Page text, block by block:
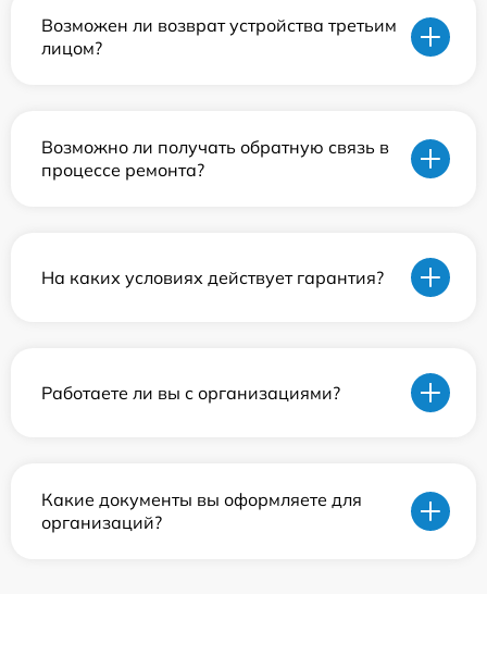
Возможен ли возврат устройства третьим
лицом?
Возможно ли получать обратную связь в
процессе ремонта?
На каких условиях действует гарантия?
Работаете ли вы с организациями?
Какие документы вы оформляете для
организаций?